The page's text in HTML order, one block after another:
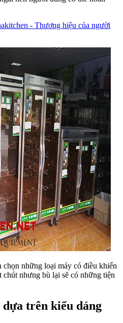
- Thương hiệu của người
chọn những loại máy có điều khiển
nhưng bù lại sẽ có những tiện
dựa trên kiểu dáng